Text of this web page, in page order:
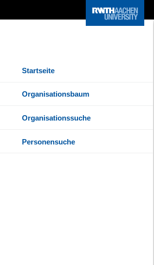
Startseite
Organisationsbaum
Organisationssuche
Personensuche